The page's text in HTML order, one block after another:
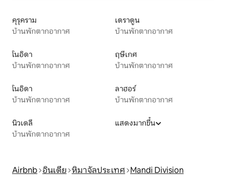
คุรุคราม
บ้านพักตากอากาศ
เดราดูน
บ้านพักตากอากาศ
โนอิดา
บ้านพักตากอากาศ
ฤษีเกศ
บ้านพักตากอากาศ
โนอิดา
บ้านพักตากอากาศ
ลาฮอร์
บ้านพักตากอากาศ
นิวเดลี
บ้านพักตากอากาศ
แสดงมากขึ้น
Airbnb อินเดีย หิมาจัลประเทศ Mandi Division